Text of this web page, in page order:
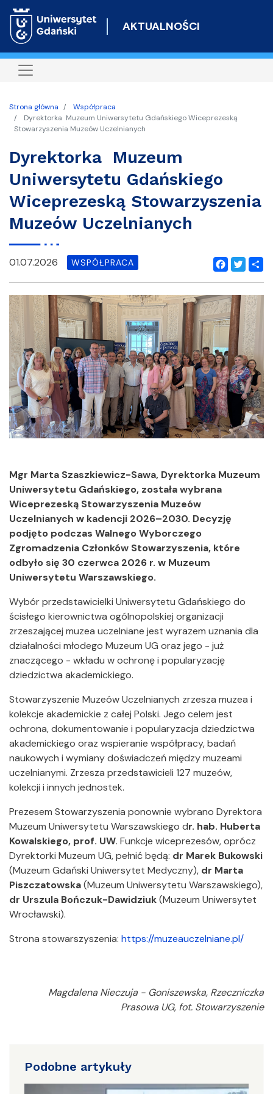
do
AKTUALNOŚCI
Strona główna
Współpraca
Dyrektorka Muzeum Uniwersytetu Gdańskiego Wiceprezeską
Stowarzyszenia Muzeów Uczelnianych
Dyrektorka Muzeum
Uniwersytetu Gdańskiego
Wiceprezeską Stowarzyszenia
Muzeów Uczelnianych
Facebook
Twitter
01.07.2026 WSPÓŁPRACA
Mgr Marta Szaszkiewicz-Sawa, Dyrektorka Muzeum
Uniwersytetu Gdańskiego, została wybrana
Wiceprezeską Stowarzyszenia Muzeów
Uczelnianych w kadencji 2026–2030. Decyzję
podjęto podczas Walnego Wyborczego
Zgromadzenia Członków Stowarzyszenia, które
odbyło się 30 czerwca 2026 r. w Muzeum
Uniwersytetu Warszawskiego.
Wybór przedstawicielki Uniwersytetu Gdańskiego do
ścisłego kierownictwa ogólnopolskiej organizacji
zrzeszającej muzea uczelniane jest wyrazem uznania dla
działalności młodego Muzeum UG oraz jego - już
znaczącego - wkładu w ochronę i popularyzację
dziedzictwa akademickiego.
Stowarzyszenie Muzeów Uczelnianych zrzesza muzea i
kolekcje akademickie z całej Polski. Jego celem jest
ochrona, dokumentowanie i popularyzacja dziedzictwa
akademickiego oraz wspieranie współpracy, badań
naukowych i wymiany doświadczeń między muzeami
uczelnianymi. Zrzesza przedstawicieli 127 muzeów,
kolekcji i innych jednostek.
Prezesem Stowarzyszenia ponownie wybrano Dyrektora
Muzeum Uniwersytetu Warszawskiego dr. hab. Huberta
Kowalskiego, prof. UW. Funkcje wiceprezesów, oprócz
Dyrektorki Muzeum UG, pełnić będą: dr Marek Bukowski
(Muzeum Gdański Uniwersytet Medyczny), dr Marta
Piszczatowska(Muzeum Uniwersytetu Warszawskiego),
dr Urszula Bończuk-Dawidziuk(Muzeum Uniwersytet
Wrocławski).
Strona stowarszyszenia: https://muzeauczelniane.pl/
Magdalena Nieczuja - Goniszewska, Rzeczniczka
Prasowa UG, fot. Stowarzyszenie
Podobne artykuły